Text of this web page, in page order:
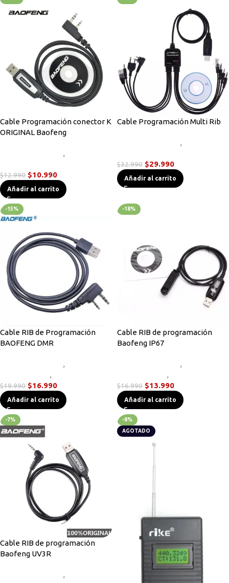
Cable Programación conector K
ORIGINAL Baofeng
,
$12.990 $10.990
Añadir al carrito
Cable Programación Multi Rib
,
$32.990 $29.990
Añadir al carrito
-15%
Cable RIB de Programación
BAOFENG DMR
,
,
$19.990 $16.990
Añadir al carrito
-18%
Cable RIB de programación
Baofeng IP67
,
,
$16.990 $13.990
Añadir al carrito
-7%
Cable RIB de programación
Baofeng UV3R
,
-8%
AGOTADO